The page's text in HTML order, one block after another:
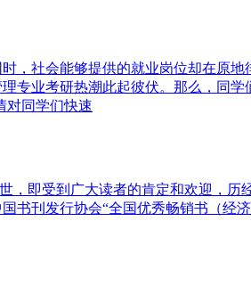
，社会能够提供的就业岗位却在原
专业考研热潮此起彼伏。那么，同
对同学们快速
即受到广大读者的肯定和欢迎，
书刊发行协会“全国优秀畅销书（